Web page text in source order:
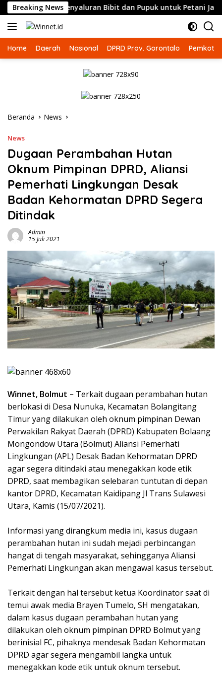
Langsung
ke
konten
Breaking News
Sama Penyaluran Bibit dan Pupuk untuk Petani Jagung
Home Daerah Nasional DPRD Prov. Gorontalo Pemkot
Beranda News
News
Dugaan Perambahan Hutan
Oknum Pimpinan DPRD, Aliansi
Pemerhati Lingkungan Desak
Badan Kehormatan DPRD Segera
Ditindak
Admin
15 Juli 2021
Winnet, Bolmut – Terkait dugaan perambahan hutan
berlokasi di Desa Nunuka, Kecamatan Bolangitang
Timur yang dilakukan oleh oknum pimpinan Dewan
Perwakilan Rakyat Daerah (DPRD) Kabupaten Bolaang
Mongondow Utara (Bolmut) Aliansi Pemerhati
Lingkungan (APL) Desak Badan Kehormatan DPRD
agar segera ditindaki atau menegakkan kode etik
DPRD, saat membagikan selebaran tuntutan di depan
kantor DPRD, Kecamatan Kaidipang Jl Trans Sulawesi
Utara, Kamis (15/07/2021).
Informasi yang dirangkum media ini, kasus dugaan
perambahan hutan ini sudah mejadi perbincangan
hangat di tengah masyarakat, sehingganya Aliansi
Pemerhati Lingkungan akan mengawal kasus tersebut.
Terkait dengan hal tersebut ketua Koordinator saat di
temui awak media Brayen Tumelo, SH mengatakan,
dalam kasus dugaan perambahan hutan yang
dilakukan oleh oknum pimpinan DPRD Bolmut yang
berinisial FC, pihaknya mendesak Badan Kehormatan
DPRD agar segera mengambil langka untuk
menegakkan kode etik untuk oknum tersebut.